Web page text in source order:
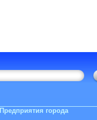
Предприятия города